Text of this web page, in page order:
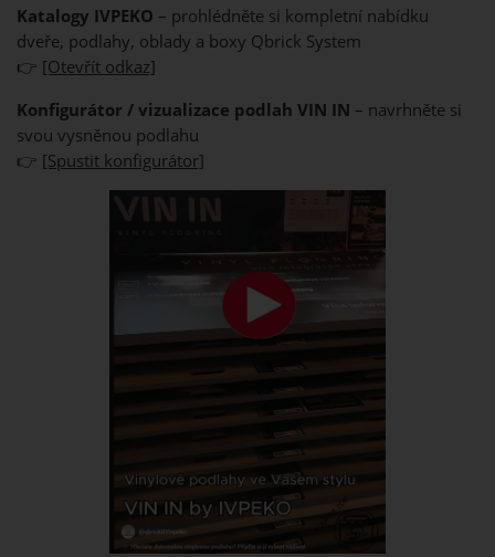
Katalogy IVPEKO – prohlédněte si kompletní nabídku
dveře, podlahy, oblady a boxy Qbrick System
👉 [Otevřít odkaz]
Konfigurátor / vizualizace podlah VIN IN – navrhněte si
svou vysněnou podlahu
👉 [Spustit konfigurátor]